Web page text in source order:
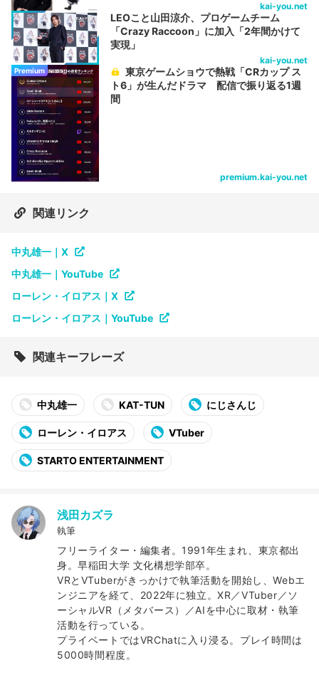
kai-you.net
LEOこと山田涼介、プロゲームチーム
「Crazy Raccoon」に加入「2年間かけて
実現」
kai-you.net
Premium
東京ゲームショウで熱戦「CRカップ ス
ト6」が生んだドラマ 配信で振り返る1週
間
premium.kai-you.net
関連リンク
中丸雄一｜X
中丸雄一｜YouTube
ローレン・イロアス｜X
ローレン・イロアス｜YouTube
関連キーフレーズ
中丸雄一 KAT-TUN にじさんじ
ローレン・イロアス VTuber
STARTO ENTERTAINMENT
浅田カズラ
執筆
フリーライター・編集者。1991年生まれ、東京都出
身。早稲田大学 文化構想学部卒。
VRとVTuberがきっかけで執筆活動を開始し、Webエ
ンジニアを経て、2022年に独立。XR／VTuber／ソ
ーシャルVR（メタバース）／AIを中心に取材・執筆
活動を行っている。
プライベートではVRChatに入り浸る。プレイ時間は
5000時間程度。